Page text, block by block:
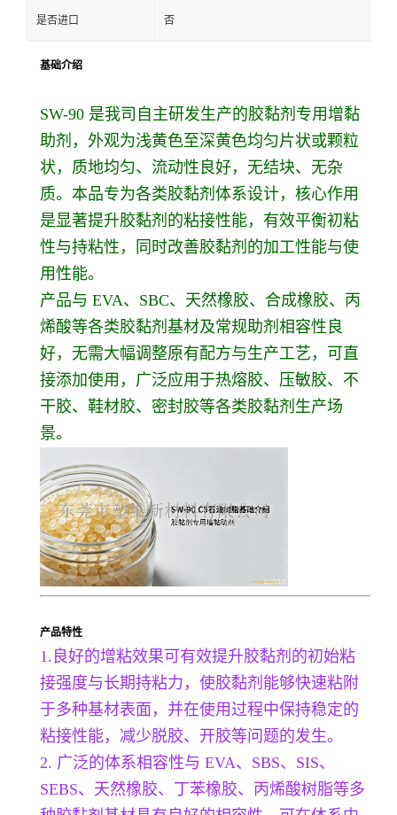
是否进口 否
基础介绍
SW-90 是我司自主研发生产的胶黏剂专用增黏
助剂，外观为浅黄色至深黄色均匀片状或颗粒
状，质地均匀、流动性良好，无结块、无杂
质。本品专为各类胶黏剂体系设计，核心作用
是显著提升胶黏剂的粘接性能，有效平衡初粘
性与持粘性，同时改善胶黏剂的加工性能与使
用性能。
产品与 EVA、SBC、天然橡胶、合成橡胶、丙
烯酸等各类胶黏剂基材及常规助剂相容性良
好，无需大幅调整原有配方与生产工艺，可直
接添加使用，广泛应用于热熔胶、压敏胶、不
干胶、鞋材胶、密封胶等各类胶黏剂生产场
景。
产品特性
1.良好的增粘效果可有效提升胶黏剂的初始粘
接强度与长期持粘力，使胶黏剂能够快速粘附
于多种基材表面，并在使用过程中保持稳定的
粘接性能，减少脱胶、开胶等问题的发生。
2. 广泛的体系相容性与 EVA、SBS、SIS、
SEBS、天然橡胶、丁苯橡胶、丙烯酸树脂等多